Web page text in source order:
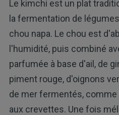
Le kimchi est un plat
la fermentation de
chou napa. Le chou est
l'humidité, puis combiné
parfumée à base d'ail, de
piment rouge, d'oignons
de mer fermentés, comme
aux crevettes. Une fois